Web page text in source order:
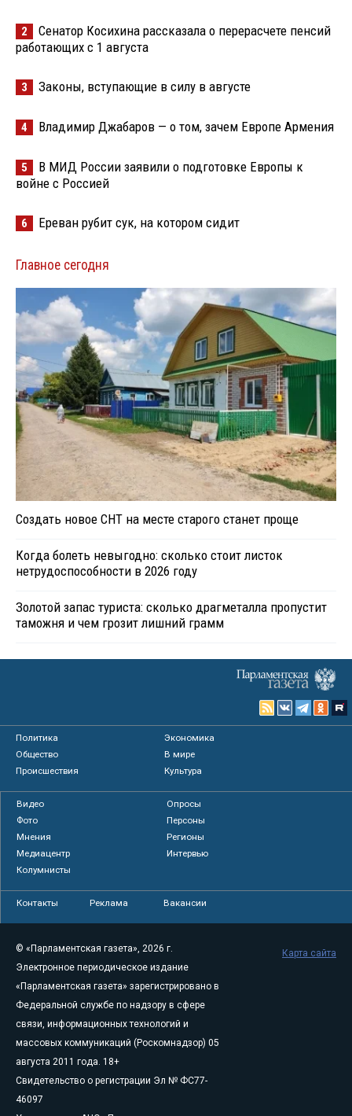
2
Сенатор Косихина рассказала о перерасчете пенсий
работающих с 1 августа
3 Законы, вступающие в силу в августе
4 Владимир Джабаров — о том, зачем Европе Армения
5
В МИД России заявили о подготовке Европы к
войне с Россией
6 Ереван рубит сук, на котором сидит
Главное сегодня
Создать новое СНТ на месте старого станет проще
Когда болеть невыгодно: сколько стоит листок
нетрудоспособности в 2026 году
Золотой запас туриста: сколько драгметалла пропустит
таможня и чем грозит лишний грамм
Политика
Экономика
Общество
В мире
Происшествия
Культура
Видео
Опросы
Фото
Персоны
Мнения
Регионы
Медиацентр
Интервью
Колумнисты
Контакты Реклама Вакансии
© «Парламентская газета», 2026 г.
Электронное периодическое издание
«Парламентская газета» зарегистрировано в
Федеральной службе по надзору в сфере
связи, информационных технологий и
массовых коммуникаций (Роскомнадзор) 05
августа 2011 года. 18+
Свидетельство о регистрации Эл № ФС77-
46097
Карта сайта